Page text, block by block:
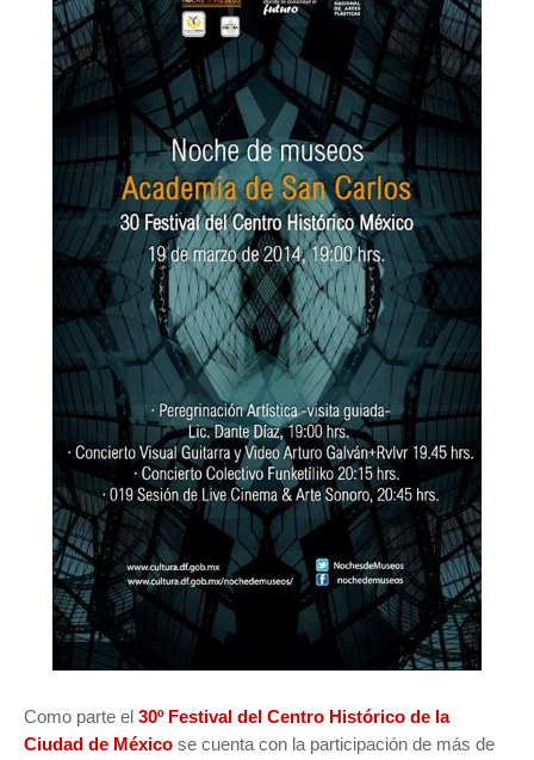
Como parte el 30º Festival del Centro Histórico de la
Ciudad de México se cuenta con la participación de más de